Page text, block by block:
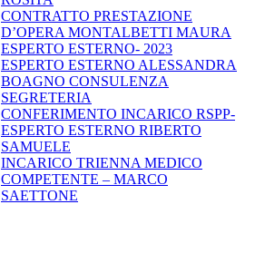
CONTRATTO PRESTAZIONE
D’OPERA MONTALBETTI MAURA
ESPERTO ESTERNO- 2023
ESPERTO ESTERNO ALESSANDRA
BOAGNO CONSULENZA
SEGRETERIA
CONFERIMENTO INCARICO RSPP-
ESPERTO ESTERNO RIBERTO
SAMUELE
INCARICO TRIENNA MEDICO
COMPETENTE – MARCO
SAETTONE